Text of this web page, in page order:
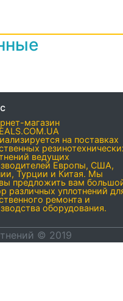
магазин
на поставках
ведущих
Европы, США,
Турции и Китая. Мы
предложить вам
различных уплотнений
ремонта и
оборудования.
© 2019